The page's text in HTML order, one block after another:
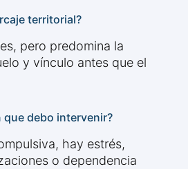
territorial?
pero predomina la
y vínculo antes que el
que debo intervenir?
hay estrés,
o dependencia